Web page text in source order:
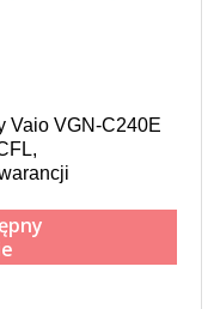
Vaio VGN-C240E